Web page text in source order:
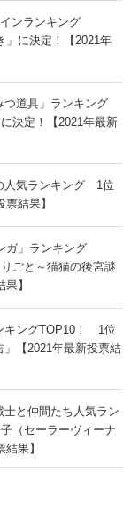
ンランキング
に決定！【2021年
つ道具」ランキング
決定！【2021年最新
人気ランキング 1位
結果】
ガ」ランキング
ごと～猫猫の後宮謎
】
キングTOP10！ 1位
【2021年最新投票結
士と仲間たち人気ラン
（セーラーヴィーナ
果】